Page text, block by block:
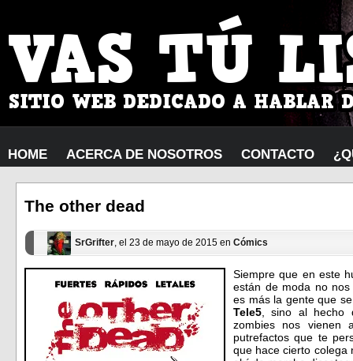
HOME ACERCA DE NOSOTROS CONTACTO
The other dead
SrGrifter, el 23 de mayo de 2015 en Cómics
Siempre que en este
están de moda no
es más la gente que
Tele5 , sino al hecho
zombies nos vienen
putrefactos que te
que hace cierto colega